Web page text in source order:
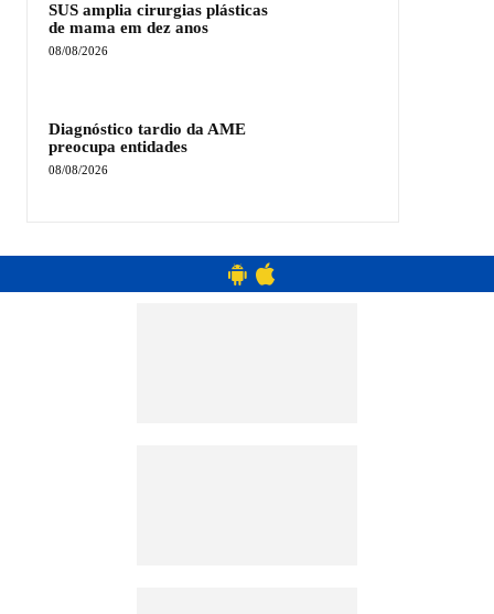
SUS amplia cirurgias plásticas
de mama em dez anos
08/08/2026
Diagnóstico tardio da AME
preocupa entidades
08/08/2026